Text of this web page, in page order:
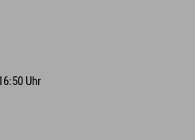
Uhr